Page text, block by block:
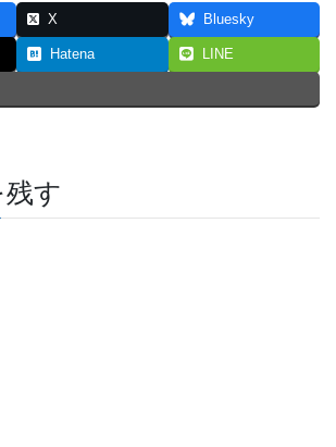
X Bluesky
Hatena LINE
す